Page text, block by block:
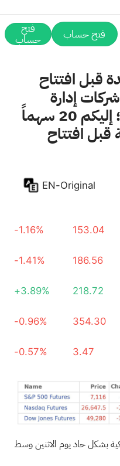
فتح حساب فتح
حساب 3.47
-0.57%
قبل افتتاح
إدارة
الثروات بنسبة 102%؛ إليكم 20 سهماً
افتتاح
EN-Original
153.04
-1.16%
186.56
-1.41%
218.72
+3.89%
354.30
-0.96%
3.47
-0.57%
بشكل حاد يوم الاثنين وسط